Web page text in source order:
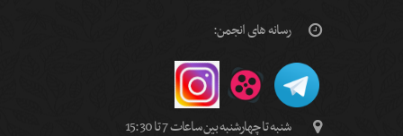
رسانه های انجمن:
شنبه تا چهارشنبه بین ساعات 7 تا 15:30